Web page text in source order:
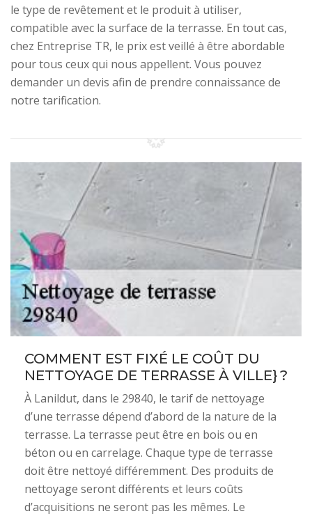
le type de revêtement et le produit à utiliser,
compatible avec la surface de la terrasse. En tout cas,
chez Entreprise TR, le prix est veillé à être abordable
pour tous ceux qui nous appellent. Vous pouvez
demander un devis afin de prendre connaissance de
notre tarification.
COMMENT EST FIXÉ LE COÛT DU
NETTOYAGE DE TERRASSE À VILLE} ?
À Lanildut, dans le 29840, le tarif de nettoyage
d’une terrasse dépend d’abord de la nature de la
terrasse. La terrasse peut être en bois ou en
béton ou en carrelage. Chaque type de terrasse
doit être nettoyé différemment. Des produits de
nettoyage seront différents et leurs coûts
d’acquisitions ne seront pas les mêmes. Le